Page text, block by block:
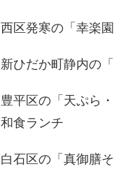
西区発寒の「幸楽
新ひだか町静内の
豊平区の「天ぷら
和食ランチ
白石区の「真御膳